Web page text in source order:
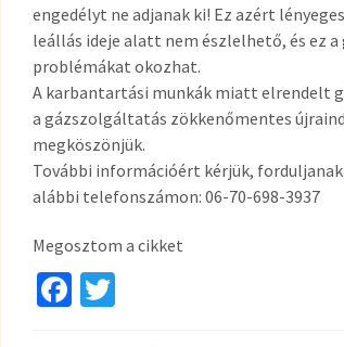
engedélyt ne adjanak ki! Ez azért
leállás ideje alatt nem észlelhető, és ez
problémákat okozhat.
A karbantartási munkák miatt elrendelt
a gázszolgáltatás zökkenőmentes
megköszönjük.
További információért kérjük, forduljanak
alábbi telefonszámon: 06-70-698-3937
Megosztom a cikket
Fa